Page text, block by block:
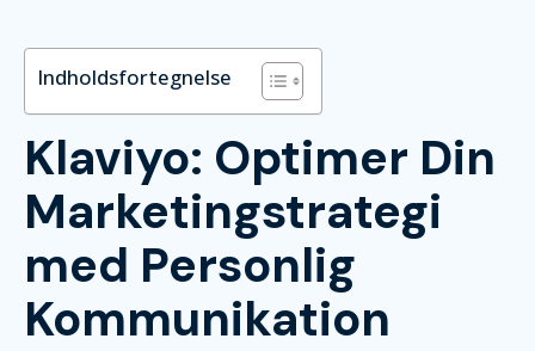
Indholdsfortegnelse
Klaviyo: Optimer Din
Marketingstrategi
med Personlig
Kommunikation